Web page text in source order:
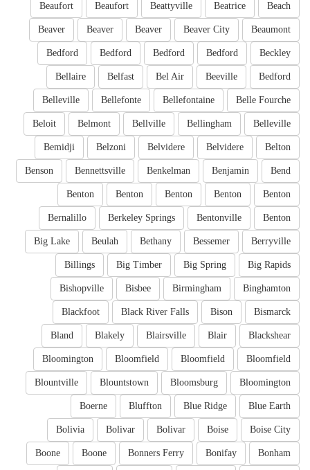
Beach
Beatrice
Beattyville
Beaufort
Beaufort
Beaumont
Beaver City
Beaver
Beaver
Beaver
Beckley
Bedford
Bedford
Bedford
Bedford
Bedford
Beeville
Bel Air
Belfast
Bellaire
Belle Fourche
Bellefontaine
Bellefonte
Belleville
Belleville
Bellingham
Bellville
Belmont
Beloit
Belton
Belvidere
Belvidere
Belzoni
Bemidji
Bend
Benjamin
Benkelman
Bennettsville
Benson
Benton
Benton
Benton
Benton
Benton
Benton
Bentonville
Berkeley Springs
Bernalillo
Berryville
Bessemer
Bethany
Beulah
Big Lake
Big Rapids
Big Spring
Big Timber
Billings
Binghamton
Birmingham
Bisbee
Bishopville
Bismarck
Bison
Black River Falls
Blackfoot
Blackshear
Blair
Blairsville
Blakely
Bland
Bloomfield
Bloomfield
Bloomfield
Bloomington
Bloomington
Bloomsburg
Blountstown
Blountville
Blue Earth
Blue Ridge
Bluffton
Boerne
Boise City
Boise
Bolivar
Bolivar
Bolivia
Bonham
Bonifay
Bonners Ferry
Boone
Boone